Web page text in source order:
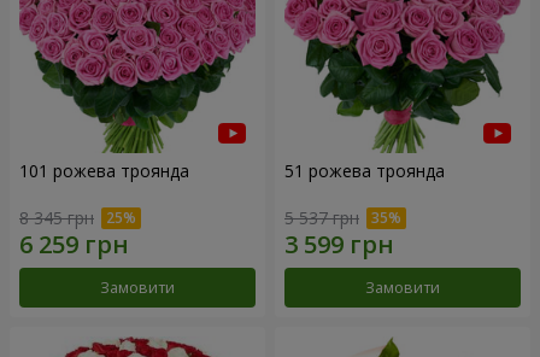
101 рожева троянда
8 345 грн
Замовити
51 рожева троянда
5 537 грн
Замовити